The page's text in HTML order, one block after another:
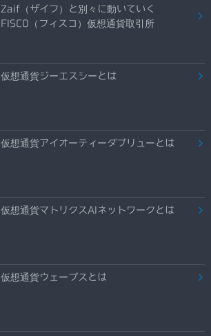
Zaif（ザイフ）と別々に動いていく
FISCO（フィスコ）仮想通貨取引所
仮想通貨ジーエスシーとは
仮想通貨アイオーティーダブリューとは
仮想通貨マトリクスAIネットワークとは
仮想通貨ウェーブスとは